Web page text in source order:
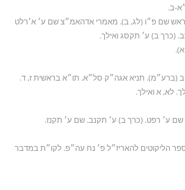
ראש שם פ״ו (לג, ב). מאמרי אדהאמ״צ שם ע׳ א׳רלט
(כרך ב) ע׳ תקסג ואילך.
ב (ברע״מ). תניא אגה״ק סל״א. תו״א בראשית ז, ד.
לא, א ואילך.
הליקוטים להאריז״ל פ׳ נח עה״פ. לקו״ת במדבר